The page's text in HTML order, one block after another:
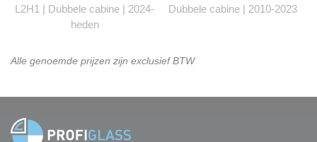
L2H1 | Dubbele cabine | 2024-
heden
Dubbele cabine | 2010-2023
Alle genoemde prijzen zijn exclusief BTW